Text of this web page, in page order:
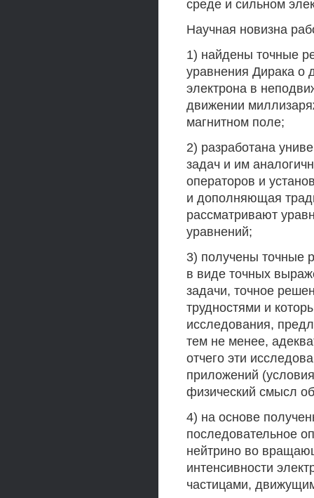
среде и сильном
Научная новизна
1) найдены точные
уравнения Дирака о
электрона в
движении
магнитном поле;
2) разработана
задач и им
операторов и
и дополняющая
рассматривают
уравнений;
3) получены точные
в виде точных
задачи, точное
трудностями и
исследования,
тем не менее,
отчего эти
приложений
физический смысл
4) на основе
последовательное
нейтрино во
интенсивности
частицами,